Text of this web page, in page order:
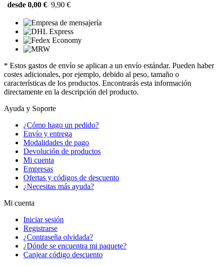
desde 0,00 € 9,90 €
* Estos gastos de envío se aplican a un envío estándar. Pueden haber
costes adicionales, por ejemplo, debido al peso, tamaño o
características de los productos. Encontrarás esta información
directamente en la descripción del producto.
Ayuda y Soporte
¿Cómo hago un pedido?
Envío y entrega
Modalidades de pago
Devolución de productos
Mi cuenta
Empresas
Ofertas y códigos de descuento
¿Necesitas más ayuda?
Mi cuenta
Iniciar sesión
Registrarse
¿Contraseña olvidada?
¿Dónde se encuentra mi paquete?
Canjear código descuento